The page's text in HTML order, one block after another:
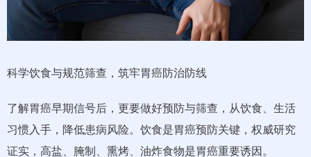
科学饮食与规范筛查，筑牢胃癌防治防线
了解胃癌早期信号后，更要做好预防与筛查，从饮食、生活
习惯入手，降低患病风险。饮食是胃癌预防关键，权威研究
证实，高盐、腌制、熏烤、油炸食物是胃癌重要诱因。